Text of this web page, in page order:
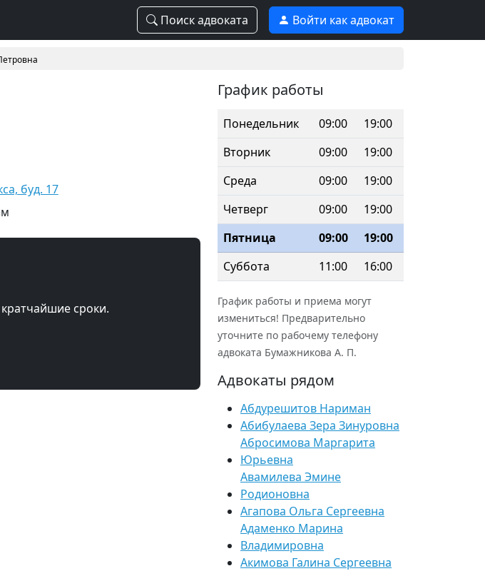
Поиск адвоката Войти как адвокат
буд. 17
сроки.
График работы
Понедельник 09:00
19:00
Вторник
09:00
19:00
Среда
09:00
19:00
Четверг
09:00
19:00
Пятница
09:00
19:00
Суббота
11:00 16:00
График работы и приема могут
измениться! Предварительно
уточните по рабочему телефону
адвоката Бумажникова А. П.
Адвокаты рядом
Абдурешитов Нариман
Абибулаева Зера Зинуровна
Абросимова Маргарита
Юрьевна
Авамилева Эмине
Родионовна
Агапова Ольга Сергеевна
Адаменко Марина
Владимировна
Акимова Галина Сергеевна